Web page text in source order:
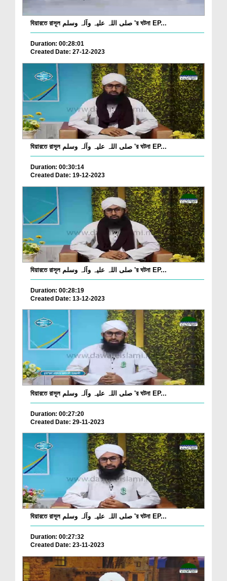
যিয়ারতে রাসূল صلی اللہ علیہ وآلہ وسلم 'র ঘটনা EP...
Duration: 00:28:01
Created Date: 27-12-2023
যিয়ারতে রাসূল صلی اللہ علیہ وآلہ وسلم 'র ঘটনা EP...
Duration: 00:30:14
Created Date: 19-12-2023
যিয়ারতে রাসূল صلی اللہ علیہ وآلہ وسلم 'র ঘটনা EP...
Duration: 00:28:19
Created Date: 13-12-2023
যিয়ারতে রাসূল صلی اللہ علیہ وآلہ وسلم 'র ঘটনা EP...
Duration: 00:27:20
Created Date: 29-11-2023
যিয়ারতে রাসূল صلی اللہ علیہ وآلہ وسلم 'র ঘটনা EP...
Duration: 00:27:32
Created Date: 23-11-2023